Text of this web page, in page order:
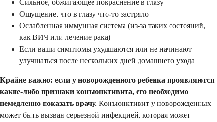
Сильное, обжигающее покраснение в глазу
Ощущение, что в глазу что-то застряло
Ослабленная иммунная система (из-за таких состояний,
как ВИЧ или лечение рака)
Если ваши симптомы ухудшаются или не начинают
улучшаться после нескольких дней домашнего ухода
Крайне важно: если у новорожденного ребенка проявляются
какие-либо признаки конъюнктивита, его необходимо
немедленно показать врачу. Конъюнктивит у новорожденных
может быть вызван серьезной инфекцией, которая может